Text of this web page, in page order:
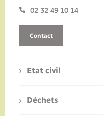
02 32 49 10 14
Contact
Etat civil
Déchets